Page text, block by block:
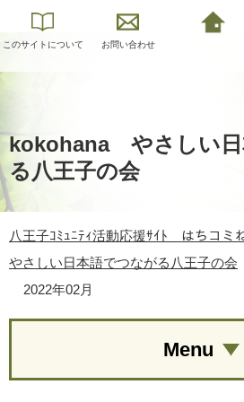
このサイトについて お問い合わせ
kokohana やさしい日
る八王子の会
八王子ｺﾐｭﾆﾃｨ活動応援ｻｲﾄ はちコミ
やさしい日本語でつながる八王子の会
2022年02月
Menu